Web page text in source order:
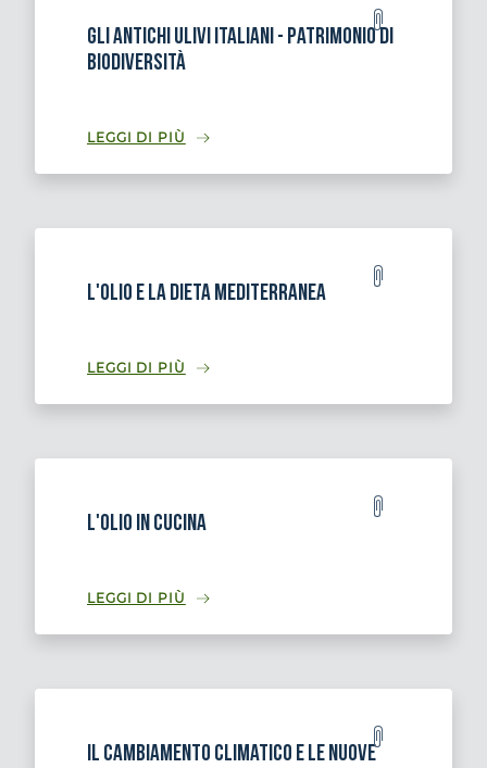
Gli antichi ulivi italiani - patrimonio di
biodiversità
LEGGI DI PIÙ
L'olio e la dieta mediterranea
LEGGI DI PIÙ
L'olio in cucina
LEGGI DI PIÙ
Il cambiamento climatico e le nuove